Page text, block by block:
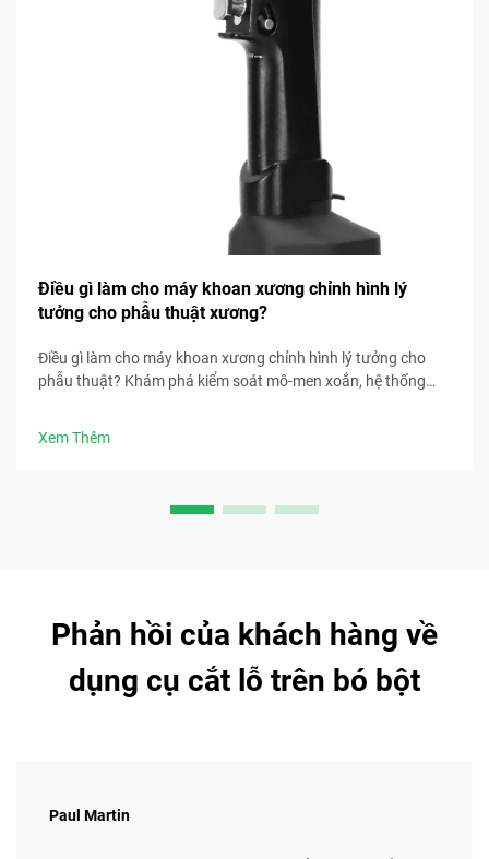
Điều gì làm cho máy khoan xương chỉnh hình lý
tưởng cho phẫu thuật xương?
Điều gì làm cho máy khoan xương chỉnh hình lý tưởng cho
phẫu thuật? Khám phá kiểm soát mô-men xoắn, hệ thống
Xem Thêm
Phản hồi của khách hàng về
dụng cụ cắt lỗ trên bó bột
Paul Martin